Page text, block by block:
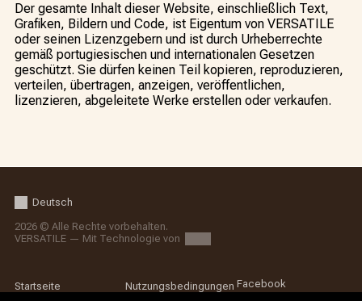
Der gesamte Inhalt dieser Website, einschließlich Text,
Grafiken, Bildern und Code, ist Eigentum von VERSATILE
oder seinen Lizenzgebern und ist durch Urheberrechte
gemäß portugiesischen und internationalen Gesetzen
geschützt. Sie dürfen keinen Teil kopieren, reproduzieren,
verteilen, übertragen, anzeigen, veröffentlichen,
lizenzieren, abgeleitete Werke erstellen oder verkaufen.
Deutsch
2026 © Alle Rechte vorbehalten.
VERSATILE — Mit Technologie von
Startseite
Nutzungsbedingungen Facebook
Instagram